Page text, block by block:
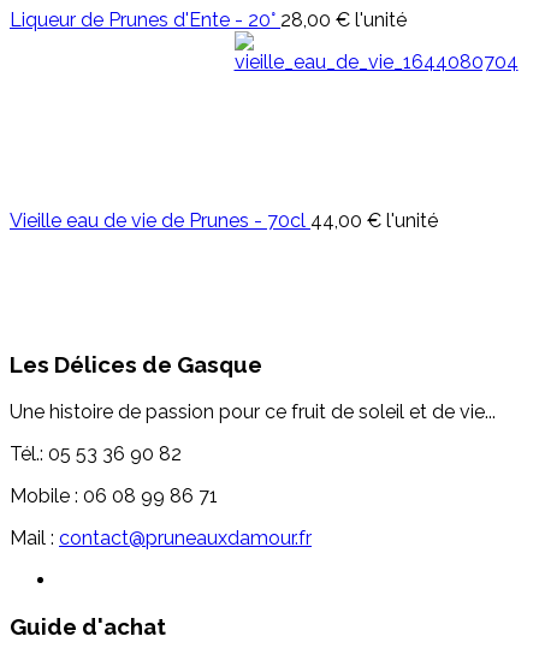
Liqueur de Prunes d'Ente - 20° 28,00 € l'unité
Vieille eau de vie de Prunes - 70cl 44,00 € l'unité
Les Délices de Gasque
Une histoire de passion pour ce fruit de soleil et de vie...
Tél.: 05 53 36 90 82
Mobile : 06 08 99 86 71
Mail : contact@pruneauxdamour.fr
Guide d'achat